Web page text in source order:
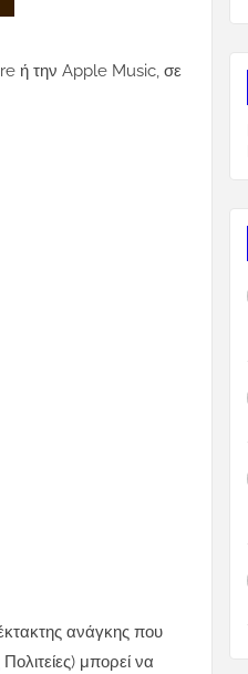
ή την Apple Music, σε
ανάγκης που
μπορεί να